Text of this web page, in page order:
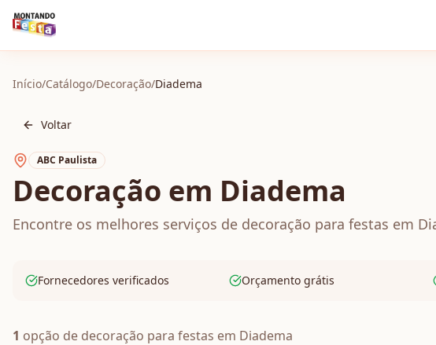
Início/Catálogo/Decoração/Diadema
Voltar
ABC Paulista
Decoração em Diadema
Encontre os melhores serviços de decoração para festas em
Fornecedores verificados Orçamento grátis
1 opção de decoração para festas em Diadema